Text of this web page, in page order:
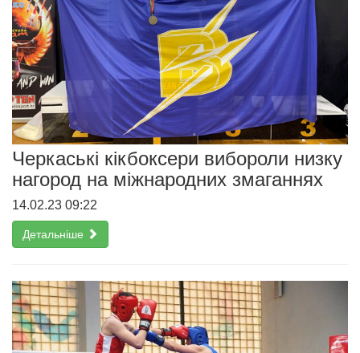
Черкаські кікбоксери вибороли низку
нагород на міжнародних змаганнях
14.02.23 09:22
Детальніше